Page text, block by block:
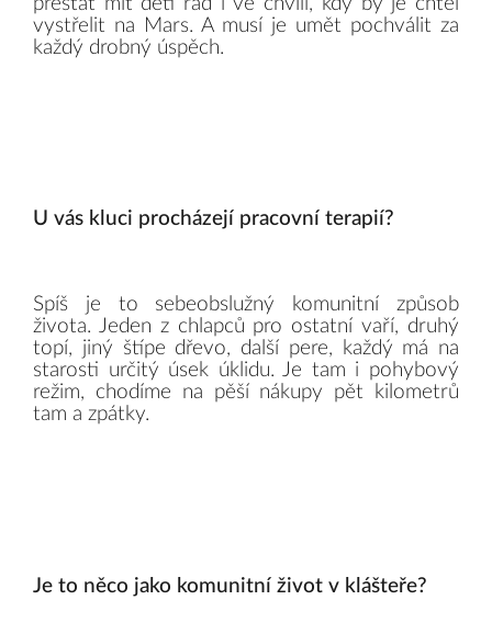
vystřelit na Mars. A musí je umět pochválit za
každý drobný úspěch.
U vás kluci procházejí pracovní terapií?
Spíš je to sebeobslužný komunitní způsob
života. Jeden z chlapců pro ostatní vaří, druhý
topí, jiný štípe dřevo, další pere, každý má na
starosti určitý úsek úklidu. Je tam i pohybový
režim, chodíme na pěší nákupy pět kilometrů
tam a zpátky.
Je to něco jako komunitní život v klášteře?